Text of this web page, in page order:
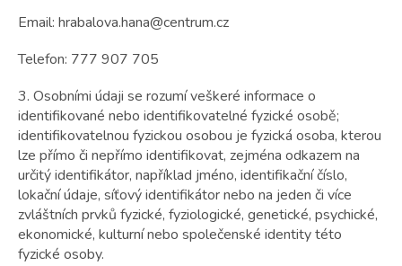
Email: hrabalova.hana@centrum.cz
Telefon: 777 907 705
3. Osobními údaji se rozumí veškeré informace o
identifikované nebo identifikovatelné fyzické osobě;
identifikovatelnou fyzickou osobou je fyzická osoba, kterou
lze přímo či nepřímo identifikovat, zejména odkazem na
určitý identifikátor, například jméno, identifikační číslo,
lokační údaje, síťový identifikátor nebo na jeden či více
zvláštních prvků fyzické, fyziologické, genetické, psychické,
ekonomické, kulturní nebo společenské identity této
fyzické osoby.